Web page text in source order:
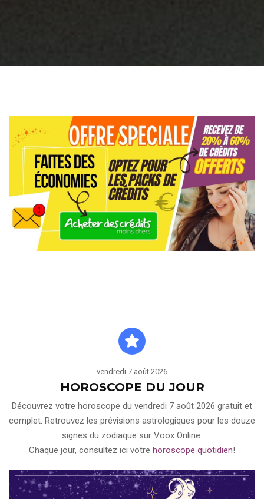
vendredi 7 août 2026
HOROSCOPE DU JOUR
Découvrez votre horoscope du vendredi 7 août 2026 gratuit et
complet. Retrouvez les prévisions astrologiques pour les douze
signes du zodiaque sur Voox Online.
Chaque jour, consultez ici votre horoscope quotidien!